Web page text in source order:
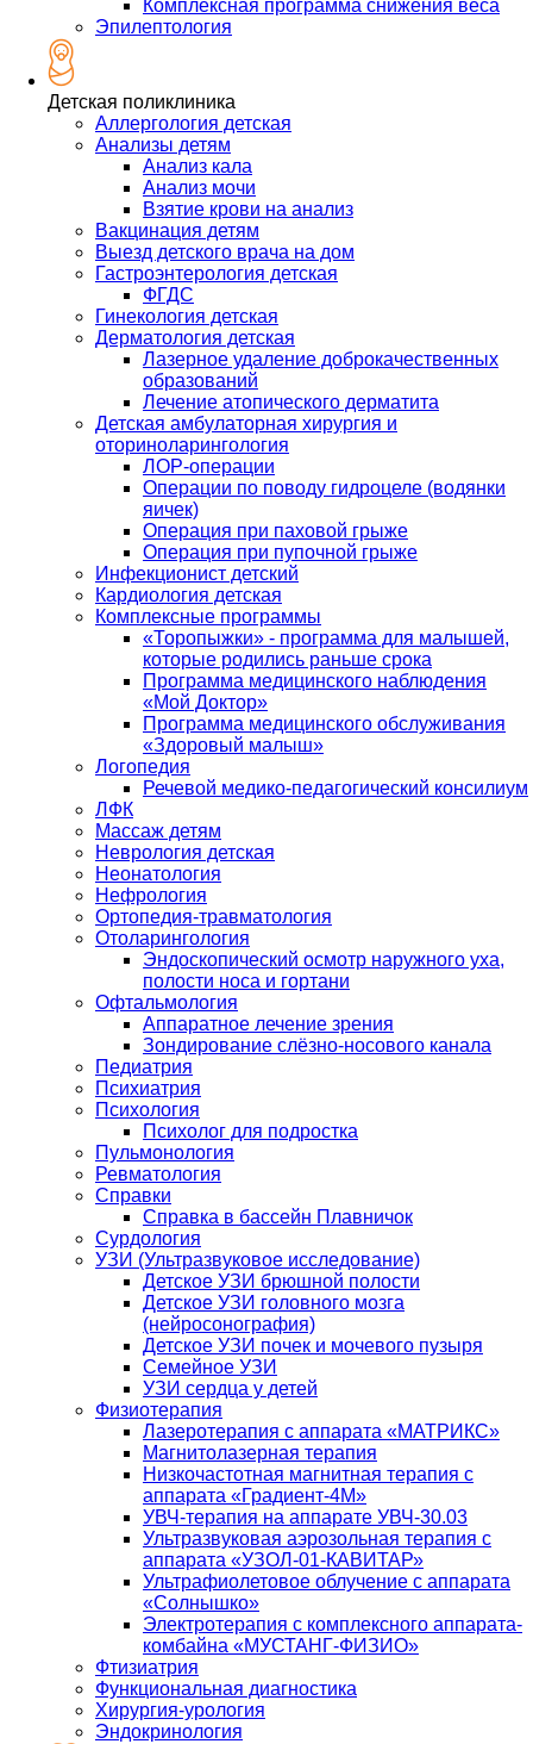
Комплексная программа снижения веса
Эпилептология
Детская поликлиника
Аллергология детская
Анализы детям
Анализ кала
Анализ мочи
Взятие крови на анализ
Вакцинация детям
Выезд детского врача на дом
Гастроэнтерология детская
ФГДС
Гинекология детская
Дерматология детская
Лазерное удаление доброкачественных
образований
Лечение атопического дерматита
Детская амбулаторная хирургия и
оториноларингология
ЛОР-операции
Операции по поводу гидроцеле (водянки
яичек)
Операция при паховой грыже
Операция при пупочной грыже
Инфекционист детский
Кардиология детская
Комплексные программы
«Торопыжки» - программа для малышей,
которые родились раньше срока
Программа медицинского наблюдения
«Мой Доктор»
Программа медицинского обслуживания
«Здоровый малыш»
Логопедия
Речевой медико-педагогический консилиум
ЛФК
Массаж детям
Неврология детская
Неонатология
Нефрология
Ортопедия-травматология
Отоларингология
Эндоскопический осмотр наружного уха,
полости носа и гортани
Офтальмология
Аппаратное лечение зрения
Зондирование слёзно-носового канала
Педиатрия
Психиатрия
Психология
Психолог для подростка
Пульмонология
Ревматология
Справки
Справка в бассейн Плавничок
Сурдология
УЗИ (Ультразвуковое исследование)
Детское УЗИ брюшной полости
Детское УЗИ головного мозга
(нейросонография)
Детское УЗИ почек и мочевого пузыря
Семейное УЗИ
УЗИ сердца у детей
Физиотерапия
Лазеротерапия с аппарата «МАТРИКС»
Магнитолазерная терапия
Низкочастотная магнитная терапия с
аппарата «Градиент-4М»
УВЧ-терапия на аппарате УВЧ-30.03
Ультразвуковая аэрозольная терапия с
аппарата «УЗОЛ-01-КАВИТАР»
Ультрафиолетовое облучение с аппарата
«Солнышко»
Электротерапия с комплексного аппарата-
комбайна «МУСТАНГ-ФИЗИО»
Фтизиатрия
Функциональная диагностика
Хирургия-урология
Эндокринология